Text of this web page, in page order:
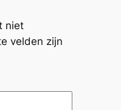
niet
velden zijn